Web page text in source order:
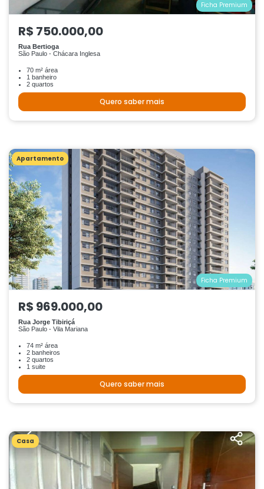
Ficha Premium
R$ 750.000,00
Rua Bertioga
São Paulo - Chácara Inglesa
70 m² área
1 banheiro
2 quartos
Quero saber mais
Apartamento
Ficha Premium
R$ 969.000,00
Rua Jorge Tibiriçá
São Paulo - Vila Mariana
74 m² área
2 banheiros
2 quartos
1 suite
Quero saber mais
Casa